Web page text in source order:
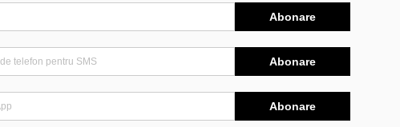
Abonare
Abonare
Abonare